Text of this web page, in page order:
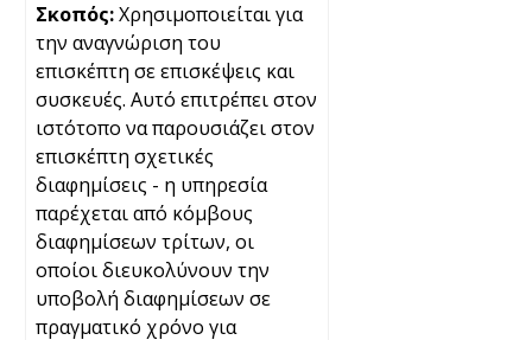
Χρησιμοποιείται για
την αναγνώριση του
επισκέπτη σε επισκέψεις και
συσκευές. Αυτό επιτρέπει στον
ιστότοπο να παρουσιάζει στον
επισκέπτη σχετικές
διαφημίσεις - η υπηρεσία
παρέχεται από κόμβους
διαφημίσεων τρίτων, οι
οποίοι διευκολύνουν την
υποβολή διαφημίσεων σε
πραγματικό χρόνο για